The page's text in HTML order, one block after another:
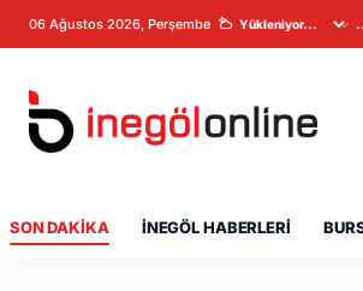
06 Ağustos 2026, Perşembe
SON DAKIKA İNEGÖL HABERLERI